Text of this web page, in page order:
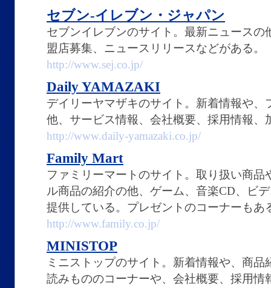
セブン-イレブン・ジャパン
セブンイレブンのサイト。最新ニュース
盟店募集、ニュースリリースなどがある。
http://www.sej.co.jp/
Daily YAMAZAKI
デイリーヤマザキのサイト。新着情報や、
他、サービス情報、会社概要、採用情報、
http://www.daily-yamazaki.co.jp/
Family Mart
ファミリーマートのサイト。取り扱い商
ル商品の紹介の他、ゲーム、音楽CD、ビ
提供している。プレゼントのコーナーもあ
http://www.family.co.jp/
MINISTOP
ミニストップのサイト。新着情報や、商
読みもののコーナーや、会社概要、採用情